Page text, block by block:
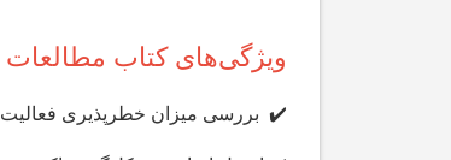
ویژگی‌های کتاب
✔️ بررسی میزان خطرپذیری